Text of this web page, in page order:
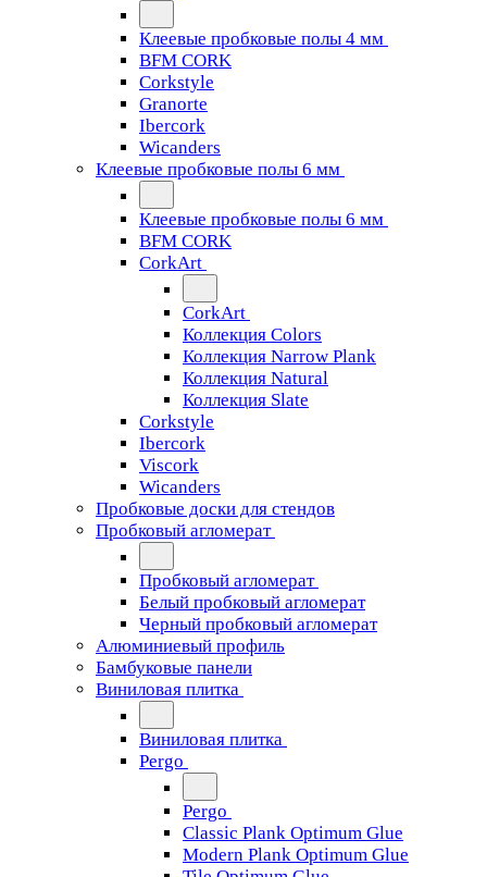
Клеевые пробковые полы 4 мм
BFM CORK
Corkstyle
Granorte
Ibercork
Wicanders
Клеевые пробковые полы 6 мм
Клеевые пробковые полы 6 мм
BFM CORK
CorkArt
CorkArt
Коллекция Colors
Коллекция Narrow Plank
Коллекция Natural
Коллекция Slate
Corkstyle
Ibercork
Viscork
Wicanders
Пробковые доски для стендов
Пробковый агломерат
Пробковый агломерат
Белый пробковый агломерат
Черный пробковый агломерат
Алюминиевый профиль
Бамбуковые панели
Виниловая плитка
Виниловая плитка
Pergo
Pergo
Classic Plank Optimum Glue
Modern Plank Optimum Glue